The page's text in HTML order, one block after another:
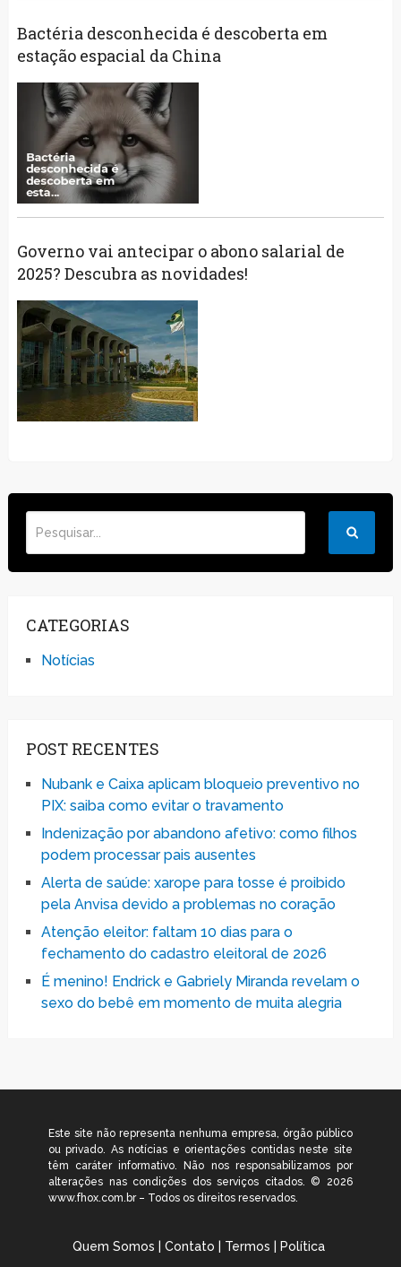
Bactéria desconhecida é descoberta em
estação espacial da China
Governo vai antecipar o abono salarial de
2025? Descubra as novidades!
CATEGORIAS
Notícias
POST RECENTES
Nubank e Caixa aplicam bloqueio preventivo no
PIX: saiba como evitar o travamento
Indenização por abandono afetivo: como filhos
podem processar pais ausentes
Alerta de saúde: xarope para tosse é proibido
pela Anvisa devido a problemas no coração
Atenção eleitor: faltam 10 dias para o
fechamento do cadastro eleitoral de 2026
É menino! Endrick e Gabriely Miranda revelam o
sexo do bebê em momento de muita alegria
Este site não representa nenhuma empresa, órgão público
ou privado. As notícias e orientações contidas neste site
têm caráter informativo. Não nos responsabilizamos por
alterações nas condições dos serviços citados. © 2026
www.fhox.com.br – Todos os direitos reservados.
Quem Somos Contato Termos Política